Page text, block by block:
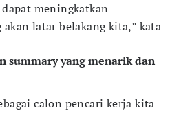
meningkatkan
akan latar belakang kita,” kata
summary yang menarik dan
calon pencari kerja kita